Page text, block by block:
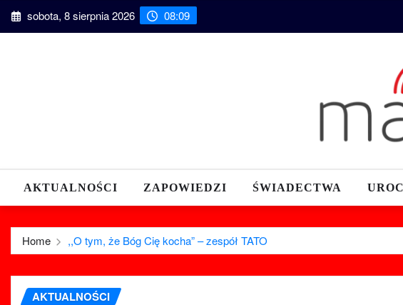
Skip sobota, 8 sierpnia 2026 08:09
AKTUALNOŚCI ZAPOWIEDZI ŚWIADECTWA
Home ,,O tym, że Bóg Cię kocha” – zespół TATO
AKTUALNOŚCI